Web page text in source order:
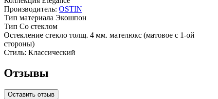
Производитель: OSTIN
Тип материала Экошпон
Тип Со стеклом
Остекление стекло толщ. 4 мм. мателюкс (матовое с 1-ой
стороны)
Стиль: Классический
Отзывы
Оставить отзыв